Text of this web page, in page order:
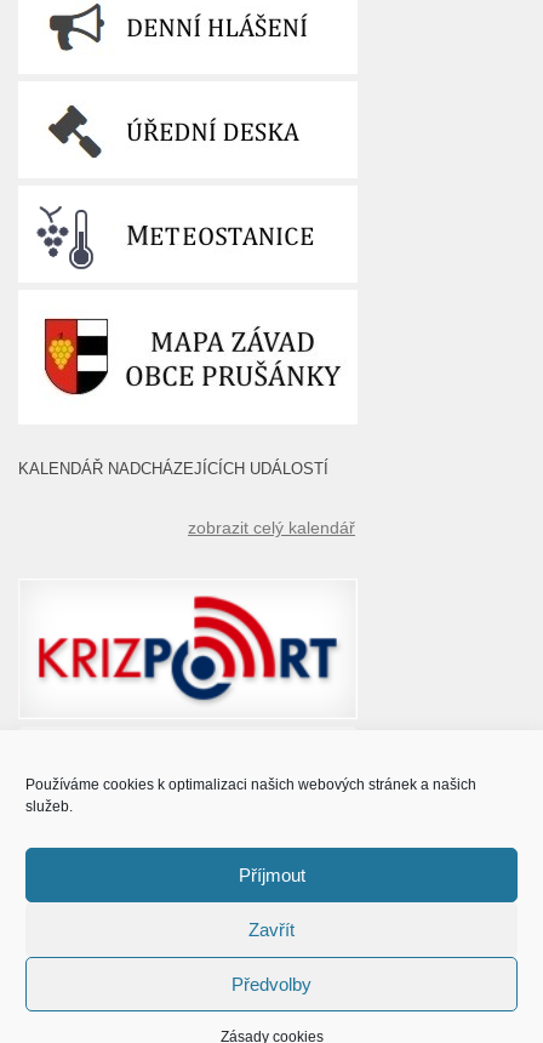
Používáme cookies k optimalizaci našich webových stránek a našich
služeb.
Příjmout
Zavřít
Předvolby
Zásady cookies
KALENDÁŘ NADCHÁZEJÍCÍCH UDÁLOSTÍ
zobrazit celý kalendář
© Obec Prušánky 2015 - 2023